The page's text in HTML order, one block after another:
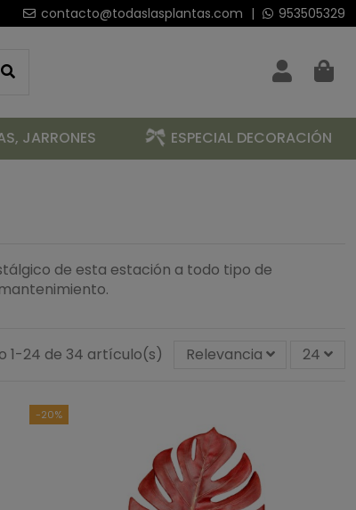
contacto@todaslasplantas.com | 953505329
JARRONES ESPECIAL DECORACIÓN
de esta estación a todo tipo de
1-24 de 34 artículo(s) Relevancia 24
-20%